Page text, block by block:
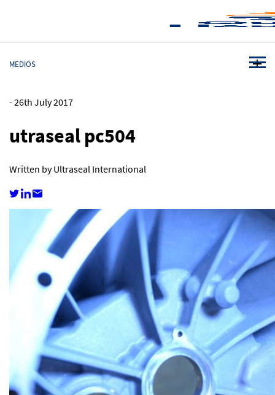
MEDIOS
-26th July 2017
utraseal pc504
Written by Ultraseal International